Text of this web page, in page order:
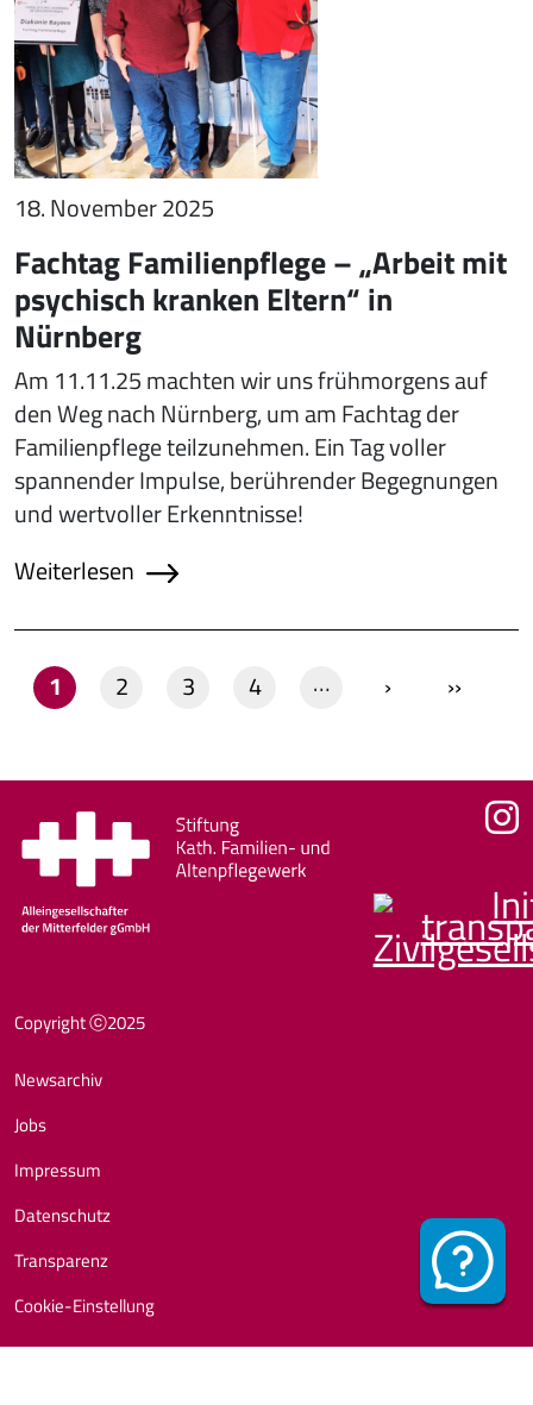
18. November 2025
Fachtag Familienpflege – „Arbeit mit
psychisch kranken Eltern“ in
Nürnberg
Am 11.11.25 machten wir uns frühmorgens auf
den Weg nach Nürnberg, um am Fachtag der
Familienpflege teilzunehmen. Ein Tag voller
spannender Impulse, berührender Begegnungen
und wertvoller Erkenntnisse!
Weiterlesen
Seitennummerierung
Seite
1 Seite
2 Seite
3 Seite
4 … Nächste Seite
› Letzte
››
Fußzeile
Copyright ⓒ2025
Newsarchiv
Jobs
Impressum
Datenschutz
Transparenz
Cookie-Einstellung